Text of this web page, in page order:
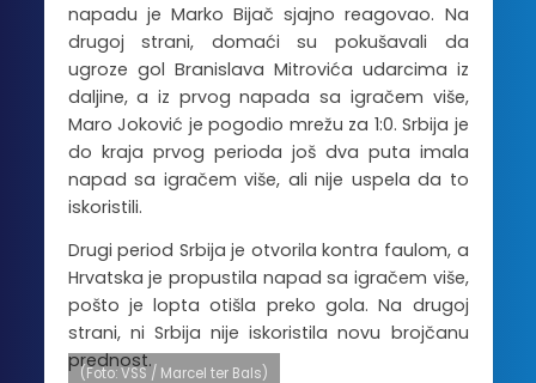
napadu je Marko Bijač sjajno reagovao. Na
drugoj strani, domaći su pokušavali da
ugroze gol Branislava Mitrovića udarcima iz
daljine, a iz prvog napada sa igračem više,
Maro Joković je pogodio mrežu za 1:0. Srbija je
do kraja prvog perioda još dva puta imala
napad sa igračem više, ali nije uspela da to
iskoristili.
Drugi period Srbija je otvorila kontra faulom, a
Hrvatska je propustila napad sa igračem više,
pošto je lopta otišla preko gola. Na drugoj
strani, ni Srbija nije iskoristila novu brojčanu
prednost.
(Foto: VSS / Marcel ter Bals)